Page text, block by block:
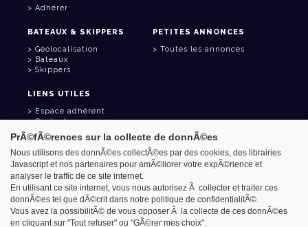
Adhérer
BATEAUX & SKIPPERS
Géolocalisation
Bateaux
Skippers
PETITES ANNONCES
Toutes les annonces
LIENS UTILES
Espace adhérent
Contact
Carnet d'adresses
Goodies
Azimut - Créateur de solutions numériques
Mentions légales
PrÃ©fÃ©rences sur la collecte de donnÃ©es
Nous utilisons des donnÃ©es collectÃ©es par des cookies, des librairies
Javascript et nos partenaires pour amÃ©liorer votre expÃ©rience et
analyser le traffic de ce site internet.
En utilisant ce site internet, vous nous autorisez Ã collecter et traiter ces
donnÃ©es tel que dÃ©crit dans notre politique de confidentialitÃ©.
Vous avez la possibilitÃ© de vous opposer Ã la collecte de ces donnÃ©es
en cliquant sur "Tout refuser" ou "GÃ©rer mes choix".